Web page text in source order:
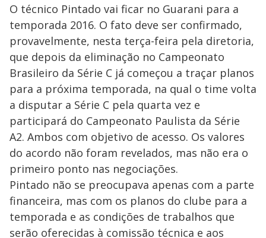
O técnico Pintado vai ficar no Guarani para a
temporada 2016. O fato deve ser confirmado,
provavelmente, nesta terça-feira pela diretoria,
que depois da eliminação no Campeonato
Brasileiro da Série C já começou a traçar planos
para a próxima temporada, na qual o time volta
a disputar a Série C pela quarta vez e
participará do Campeonato Paulista da Série
A2. Ambos com objetivo de acesso. Os valores
do acordo não foram revelados, mas não era o
primeiro ponto nas negociações.
Pintado não se preocupava apenas com a parte
financeira, mas com os planos do clube para a
temporada e as condições de trabalhos que
serão oferecidas à comissão técnica e aos